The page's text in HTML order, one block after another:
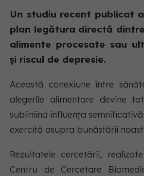
Un studiu recent publicat
plan legătura directă
alimente procesate sau
și riscul de depresie.
Această conexiune între
alegerile alimentare devine
subliniind influența
exercită asupra bunăstării
Rezultatele cercetării,
Centru de Cercetare